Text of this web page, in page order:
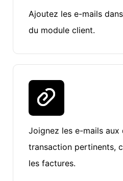
Ajoutez les e-mails
du module client.
Joignez les e-mails aux
transaction pertinents,
les factures.